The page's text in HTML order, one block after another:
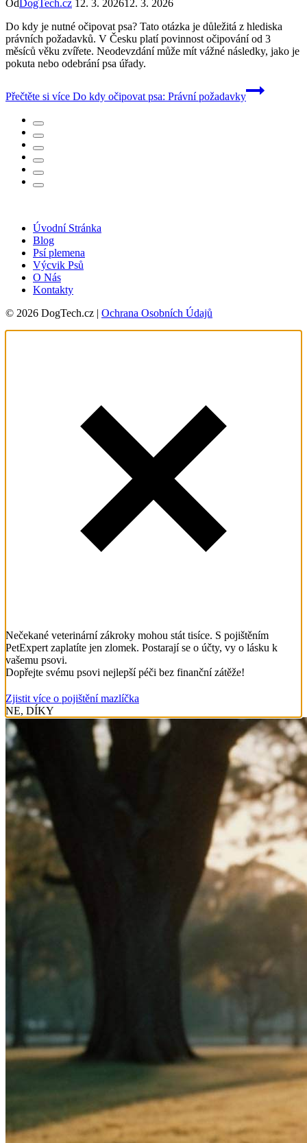
Od DogTech.cz 12. 3. 202612. 3. 2026
Do kdy je nutné očipovat psa? Tato otázka je důležitá z hlediska
právních požadavků. V Česku platí povinnost očipování od 3
měsíců věku zvířete. Neodevzdání může mít vážné následky, jako je
pokuta nebo odebrání psa úřady.
Přečtěte si více Do kdy očipovat psa: Právní požadavky
Úvodní Stránka
Blog
Psí plemena
Výcvik Psů
O Nás
Kontakty
© 2026 DogTech.cz | Ochrana Osobních Údajů
Nečekané veterinární zákroky mohou stát tisíce. S pojištěním
PetExpert zaplatíte jen zlomek. Postarají se o účty, vy o lásku k
vašemu psovi.
Dopřejte svému psovi nejlepší péči bez finanční zátěže!
Zjistit více o pojištění mazlíčka
NE, DÍKY